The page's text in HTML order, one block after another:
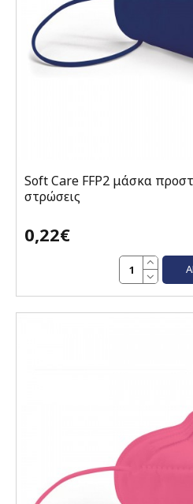
Soft Care FFP2 μάσκα
στρώσεις
0,22€